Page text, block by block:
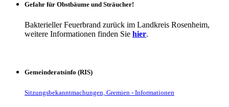
Gefahr für Obstbäume und Sträucher!
Bakterieller Feuerbrand zurück im Landkreis Rosenheim,
weitere Informationen finden Sie hier.
Gemeinderatsinfo (RIS)
Sitzungsbekanntmachungen, Gremien - Informationen